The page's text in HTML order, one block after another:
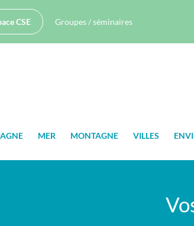
CSE Groupes / séminaires
MER MONTAGNE VILLES